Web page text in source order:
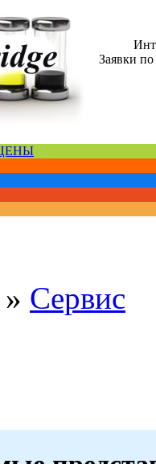
Заявки
» Сервис